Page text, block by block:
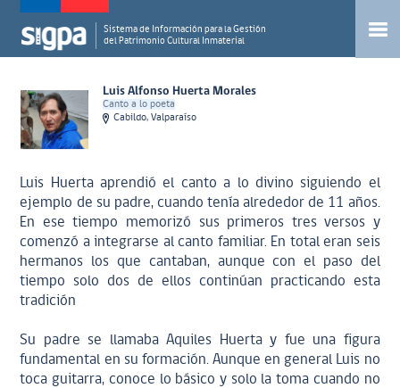
Sistema de Información para la Gestión
del Patrimonio Cultural Inmaterial
Luis Alfonso Huerta Morales
Canto a lo poeta
Cabildo, Valparaíso
Luis Huerta aprendió el canto a lo divino siguiendo el
ejemplo de su padre, cuando tenía alrededor de 11 años.
En ese tiempo memorizó sus primeros tres versos y
comenzó a integrarse al canto familiar. En total eran seis
hermanos los que cantaban, aunque con el paso del
tiempo solo dos de ellos continúan practicando esta
tradición
Su padre se llamaba Aquiles Huerta y fue una figura
fundamental en su formación. Aunque en general Luis no
toca guitarra, conoce lo básico y solo la toma cuando no